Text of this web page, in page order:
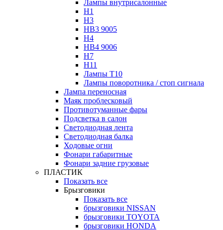
Лампы внутрисалонные
H1
H3
HB3 9005
H4
HB4 9006
H7
H11
Лампы Т10
Лампы поворотника / стоп сигнала
Лампа переносная
Маяк проблесковый
Противотуманные фары
Подсветка в салон
Светодиодная лента
Светодиодная балка
Ходовые огни
Фонари габаритные
Фонари задние грузовые
ПЛАСТИК
Показать все
Брызговики
Показать все
брызговики NISSAN
брызговики TOYOTA
брызговики HONDA